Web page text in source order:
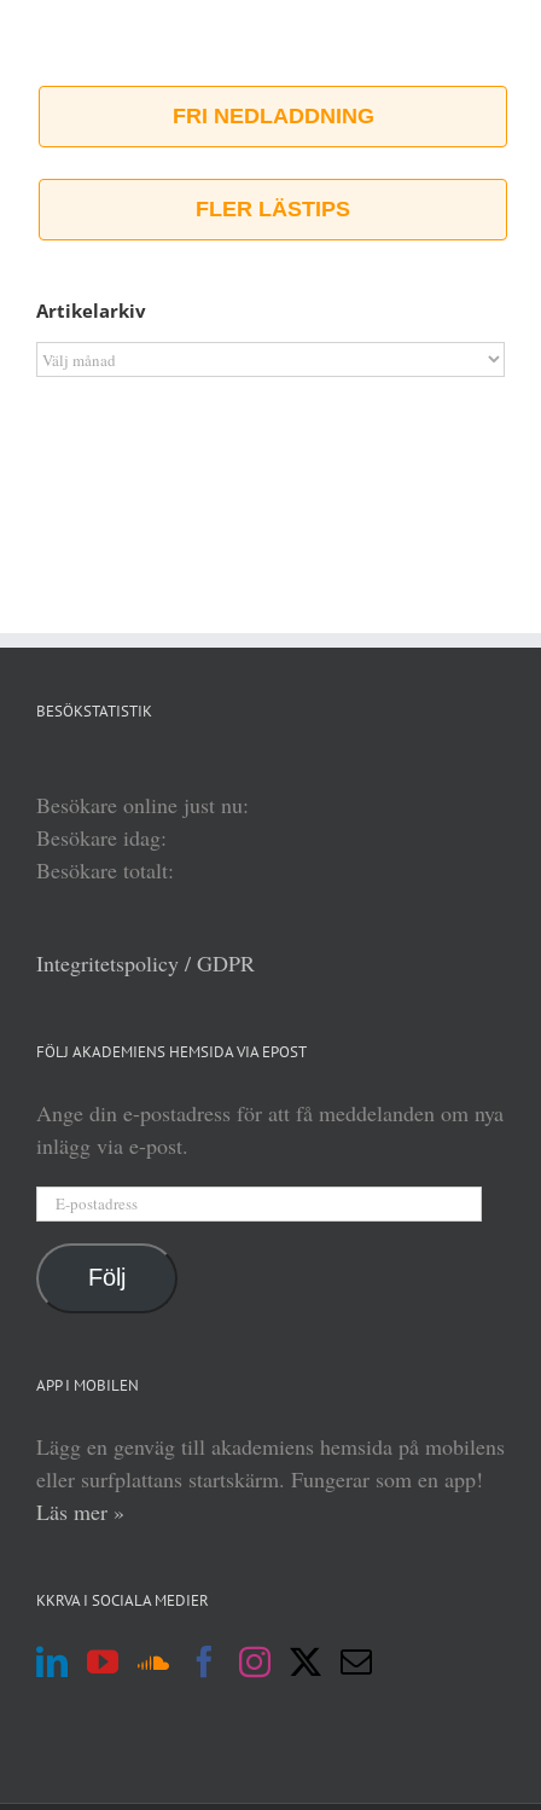
FRI NEDLADDNING
FLER LÄSTIPS
Artikelarkiv
Artikelarkiv
BESÖKSTATISTIK
Besökare online just nu:
Besökare idag:
Besökare totalt:
Integritetspolicy / GDPR
FÖLJ AKADEMIENS HEMSIDA VIA EPOST
Ange din e-postadress för att få meddelanden om nya
inlägg via e-post.
postadress
Följ
APP I MOBILEN
Lägg en genväg till akademiens hemsida på mobilens
eller surfplattans startskärm. Fungerar som en app!
Läs mer »
KKRVA I SOCIALA MEDIER